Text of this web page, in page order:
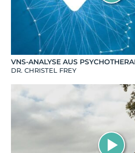
VNS-ANALYSE AUS
DR. CHRISTEL FREY